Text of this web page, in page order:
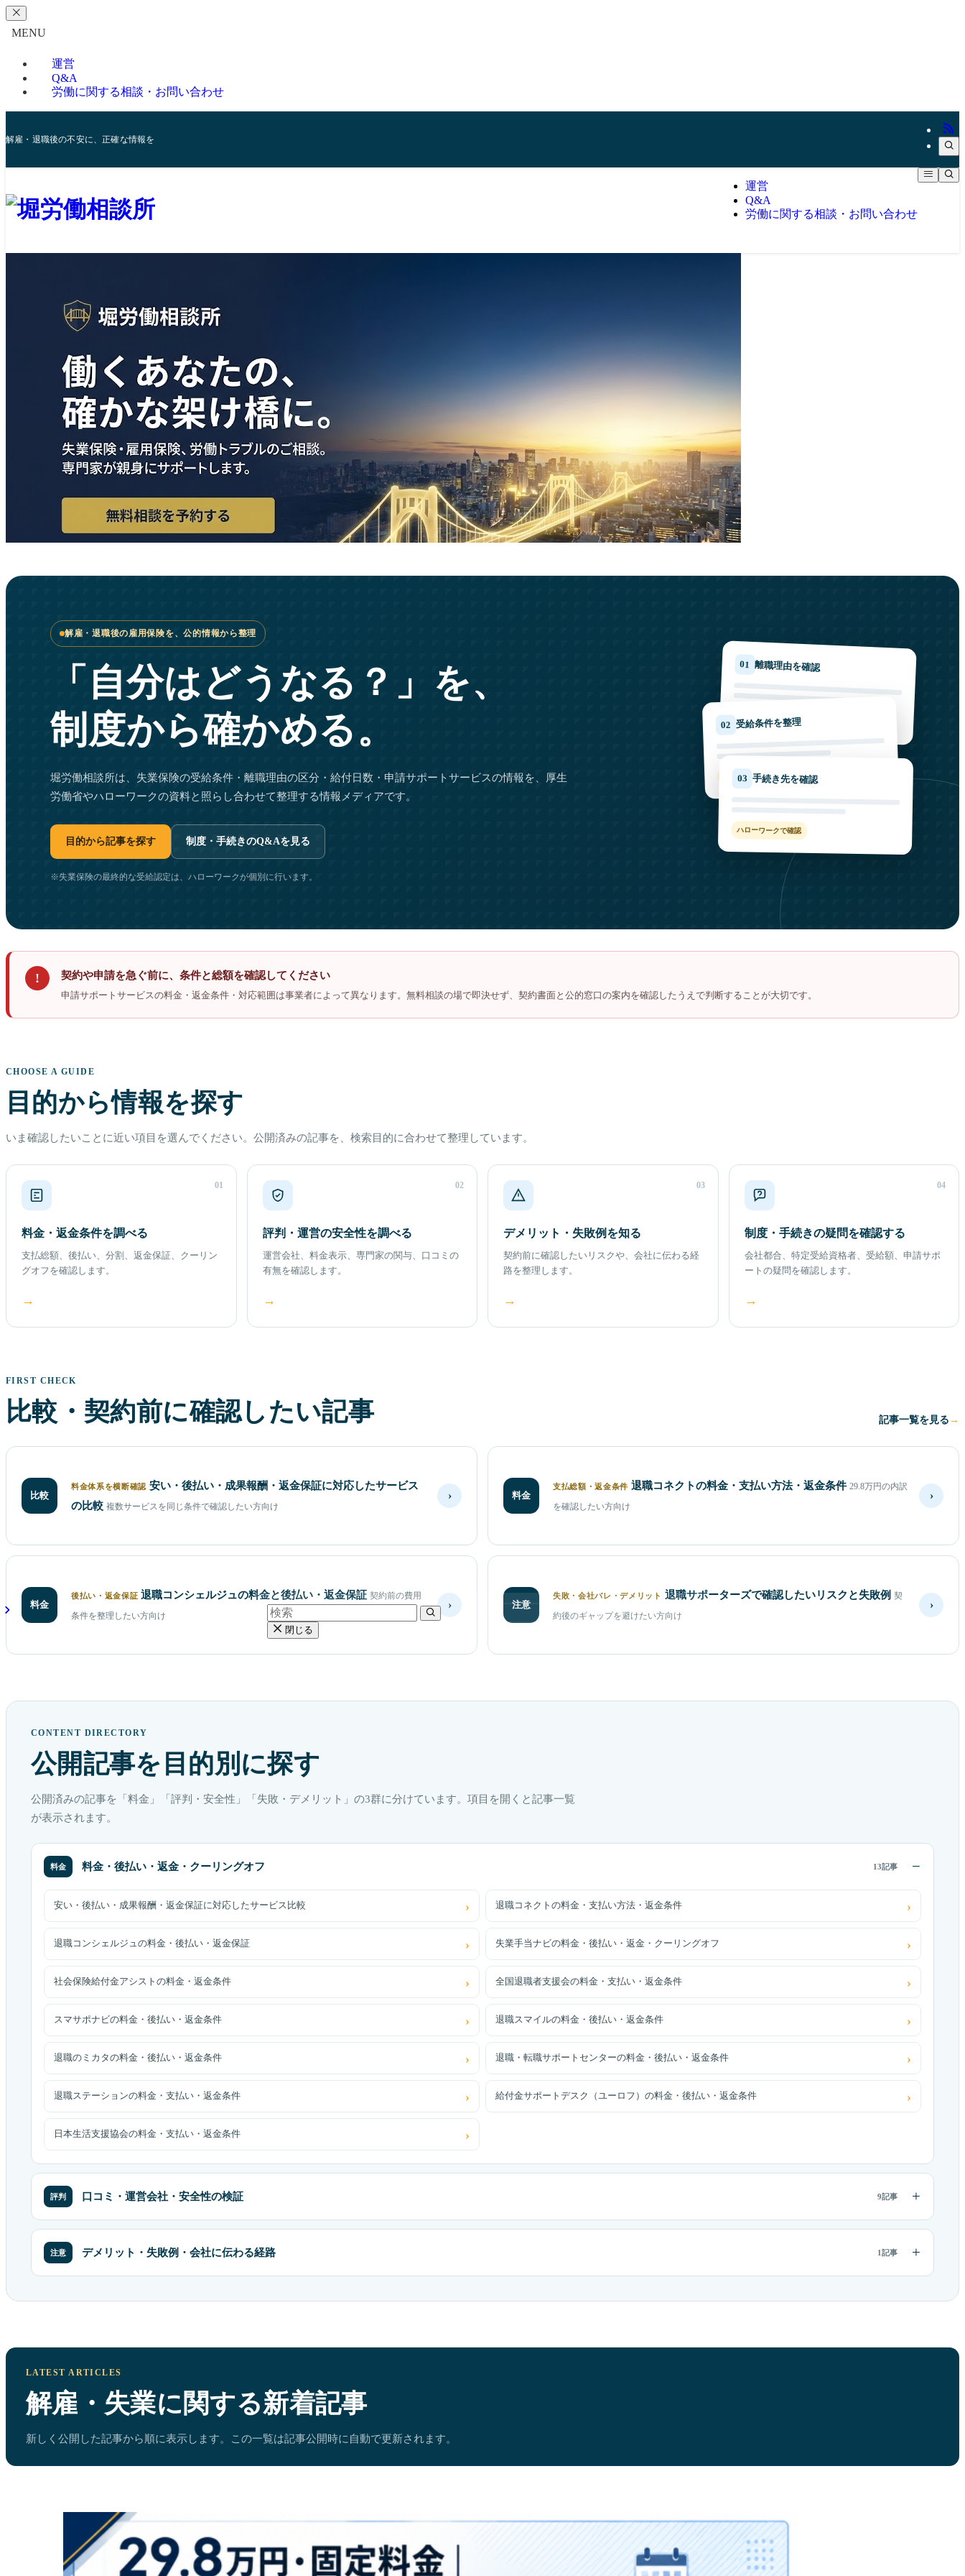
MENU
運営
Q&A
労働に関する相談・お問い合わせ
解雇・退職後の不安に、正確な情報を
運営
Q&A
労働に関する相談・お問い合わせ
解雇・退職後の雇用保険を、公的情報から整理
「自分はどうなる？」を、
制度から確かめる。
堀労働相談所は、失業保険の受給条件・離職理由の区分・給付日数・申請サポートサービスの情報を、厚生
労働省やハローワークの資料と照らし合わせて整理する情報メディアです。
目的から記事を探す 制度・手続きのQ&Aを見る
※失業保険の最終的な受給認定は、ハローワークが個別に行います。
01 離職理由を確認
会社都合／自己都合
02 受給条件を整理
加入期間・求職状況
03 手続き先を確認
ハローワークで確認
! 契約や申請を急ぐ前に、条件と総額を確認してください
申請サポートサービスの料金・返金条件・対応範囲は事業者によって異なります。無料相談の場で即決せず、契約書面と公的窓口の案内を確認したうえで判断することが大切です。
CHOOSE A GUIDE
目的から情報を探す
いま確認したいことに近い項目を選んでください。公開済みの記事を、検索目的に合わせて整理しています。
01
料金・返金条件を調べる
支払総額、後払い、分割、返金保証、クーリン
グオフを確認します。
→
02
評判・運営の安全性を調べる
運営会社、料金表示、専門家の関与、口コミの
有無を確認します。
→
03
デメリット・失敗例を知る
契約前に確認したいリスクや、会社に伝わる経
路を整理します。
→
04
制度・手続きの疑問を確認する
会社都合、特定受給資格者、受給額、申請サポ
ートの疑問を確認します。
→
FIRST CHECK
比較・契約前に確認したい記事 記事一覧を見る
比較
料金体系を横断確認 安い・後払い・成果報酬・返金保証に対応したサービス
の比較 複数サービスを同じ条件で確認したい方向け
› 料金
支払総額・返金条件 退職コネクトの料金・支払い方法・返金条件 29.8万円の内訳
を確認したい方向け
›
料金
後払い・返金保証 退職コンシェルジュの料金と後払い・返金保証 契約前の費用
条件を整理したい方向け
› 注意
失敗・会社バレ・デメリット 退職サポーターズで確認したいリスクと失敗例 契
約後のギャップを避けたい方向け
›
CONTENT DIRECTORY
公開記事を目的別に探す
公開済みの記事を「料金」「評判・安全性」「失敗・デメリット」の3群に分けています。項目を開くと記事一覧
が表示されます。
料金 料金・後払い・返金・クーリングオフ 13記事
安い・後払い・成果報酬・返金保証に対応したサービス比較 退職コネクトの料金・支払い方法・返金条件
退職コンシェルジュの料金・後払い・返金保証 失業手当ナビの料金・後払い・返金・クーリングオフ
社会保険給付金アシストの料金・返金条件 全国退職者支援会の料金・支払い・返金条件
スマサポナビの料金・後払い・返金条件 退職スマイルの料金・後払い・返金条件
退職のミカタの料金・後払い・返金条件 退職・転職サポートセンターの料金・後払い・返金条件
退職ステーションの料金・支払い・返金条件 給付金サポートデスク（ユーロフ）の料金・後払い・返金条件
日本生活支援協会の料金・支払い・返金条件
評判 口コミ・運営会社・安全性の検証 9記事
注意 デメリット・失敗例・会社に伝わる経路 1記事
LATEST ARTICLES
解雇・失業に関する新着記事
新しく公開した記事から順に表示します。この一覧は記事公開時に自動で更新されます。
閉じる